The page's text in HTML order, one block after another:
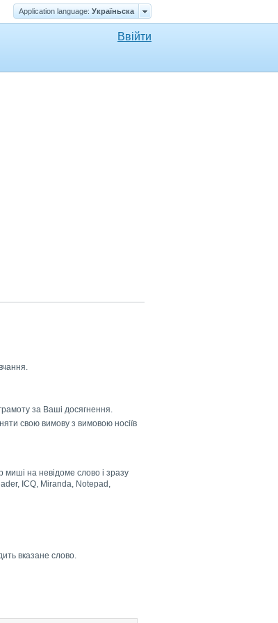
Application language: Україньска
Ввійти
за Ваші досягнення.
свою вимову з вимовою носіїв
миші на невідоме слово і зразу
ICQ, Miranda, Notepad,
вказане слово.